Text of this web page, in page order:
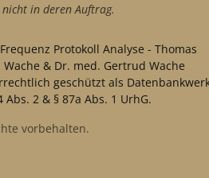
in deren Auftrag.
Frequenz Protokoll Analyse - Thomas
Wache & Dr. med. Gertrud Wache
geschützt als
Abs. 2 & § 87a Abs. 1 UrhG.
vorbehalten.